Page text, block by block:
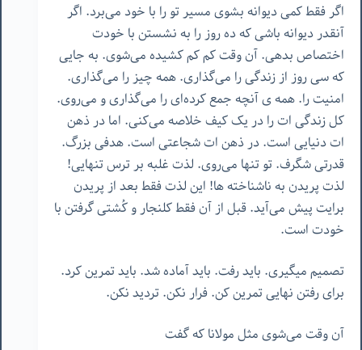
اگر فقط کمی دیوانه بشوی مسیر تو را با خود می‌برد. اگر
آنقدر دیوانه باشی که ده روز را به نشستن با خودت
اختصاص بدهی. آن وقت کم کم کشیده می‌شوی. به جایی
که سی روز از زندگی را می‌گذاری. همه چیز را می‌گذاری.
امنیت را. همه ی آنچه جمع کرده‌ای را می‌گذاری و می‌روی.
کل زندگی ات را در یک کیف خلاصه می‌کنی. اما در ذهن
ات دنیایی است. در ذهن ات شجاعتی است. هدفی بزرگ.
قدرتی شگرف. تو تنها می‌روی. لذت غلبه بر ترس تنهایی!
لذت پریدن به ناشناخته ها! این لذت فقط بعد از پریدن
برایت پیش می‌آید. قبل از آن فقط کلنجار و کُشتی گرفتن با
خودت است.
تصمیم میگیری. باید رفت. باید آماده شد. باید تمرین کرد.
برای رفتن نهایی تمرین کن. فرار نکن. تردید نکن.
آن وقت می‌شوی مثل مولانا که گفت